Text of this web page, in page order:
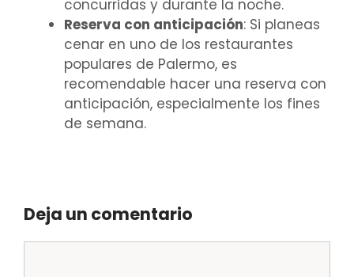
concurridas y durante la noche.
Reserva con anticipación: Si planeas
cenar en uno de los restaurantes
populares de Palermo, es
recomendable hacer una reserva con
anticipación, especialmente los fines
de semana.
Deja un comentario